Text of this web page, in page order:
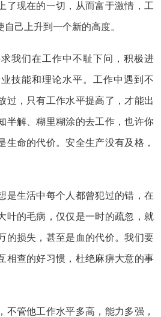
了现在的一切，从而富于激情，工
己上升到一个新的高度。
我们在工作中不耻下问，积极进
技能和理论水平。工作中遇到不
过，只有工作水平提高了，才能出
半解、糊里糊涂的去工作，也许你
生命的代价。安全生产没有及格，
是生活中每个人都曾犯过的错，在
叶的毛病，仅仅是一时的疏忽，就
的损失，甚至是血的代价。我们要
相查的好习惯，杜绝麻痹大意的事
不管他工作水平多高，能力多强，